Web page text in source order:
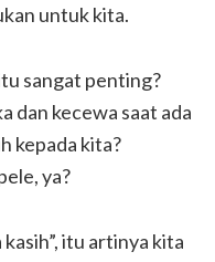
untuk kita.
sangat penting?
dan kecewa saat ada
kepada kita?
ya?
itu artinya kita